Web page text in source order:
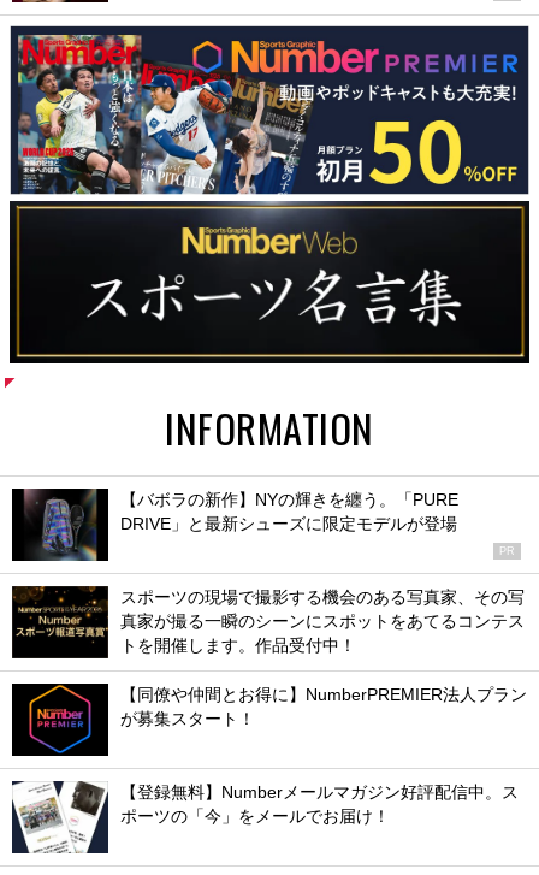
INFORMATION
【バボラの新作】NYの輝きを纏う。「PURE
DRIVE」と最新シューズに限定モデルが登場
PR
スポーツの現場で撮影する機会のある写真家、その写
真家が撮る一瞬のシーンにスポットをあてるコンテス
トを開催します。作品受付中！
【同僚や仲間とお得に】NumberPREMIER法人プラン
が募集スタート！
【登録無料】Numberメールマガジン好評配信中。ス
ポーツの「今」をメールでお届け！